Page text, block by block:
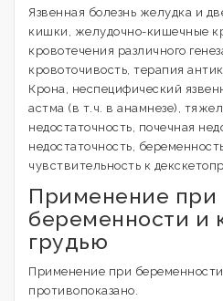
Язвенная болезнь желудка и
кишки, желудочно-кишечные
кровотечения различного
кровоточивость, терапия
Крона, неспецифический
астма (в т.ч. в анамнезе),
недостаточность, почечная
недостаточность,
чувствительность к
Применение при
беременности и
грудью
Применение при
противопоказано.